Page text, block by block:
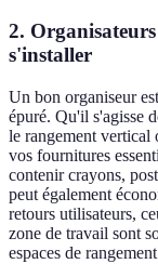
2. Organisateurs
s'installer
Un bon organiseur
épuré. Qu'il s'agisse
le rangement vertical
vos fournitures
contenir crayons,
peut également
retours utilisateurs,
zone de travail sont
espaces de